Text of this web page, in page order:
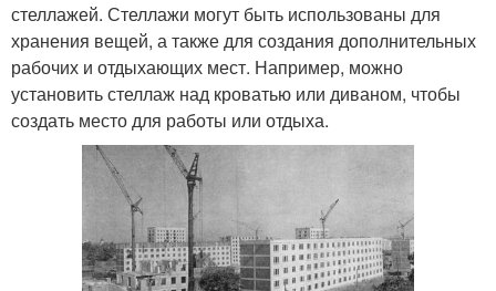
стеллажей. Стеллажи могут быть использованы для
хранения вещей, а также для создания дополнительных
рабочих и отдыхающих мест. Например, можно
установить стеллаж над кроватью или диваном, чтобы
создать место для работы или отдыха.